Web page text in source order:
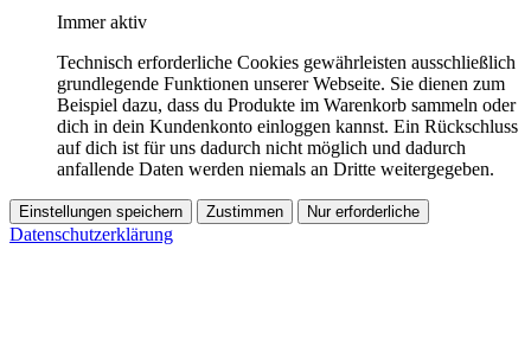
Immer aktiv
Technisch erforderliche Cookies gewährleisten ausschließlich
grundlegende Funktionen unserer Webseite. Sie dienen zum
Beispiel dazu, dass du Produkte im Warenkorb sammeln oder
dich in dein Kundenkonto einloggen kannst. Ein Rückschluss
auf dich ist für uns dadurch nicht möglich und dadurch
anfallende Daten werden niemals an Dritte weitergegeben.
Einstellungen speichern Zustimmen Nur erforderliche
Datenschutzerklärung